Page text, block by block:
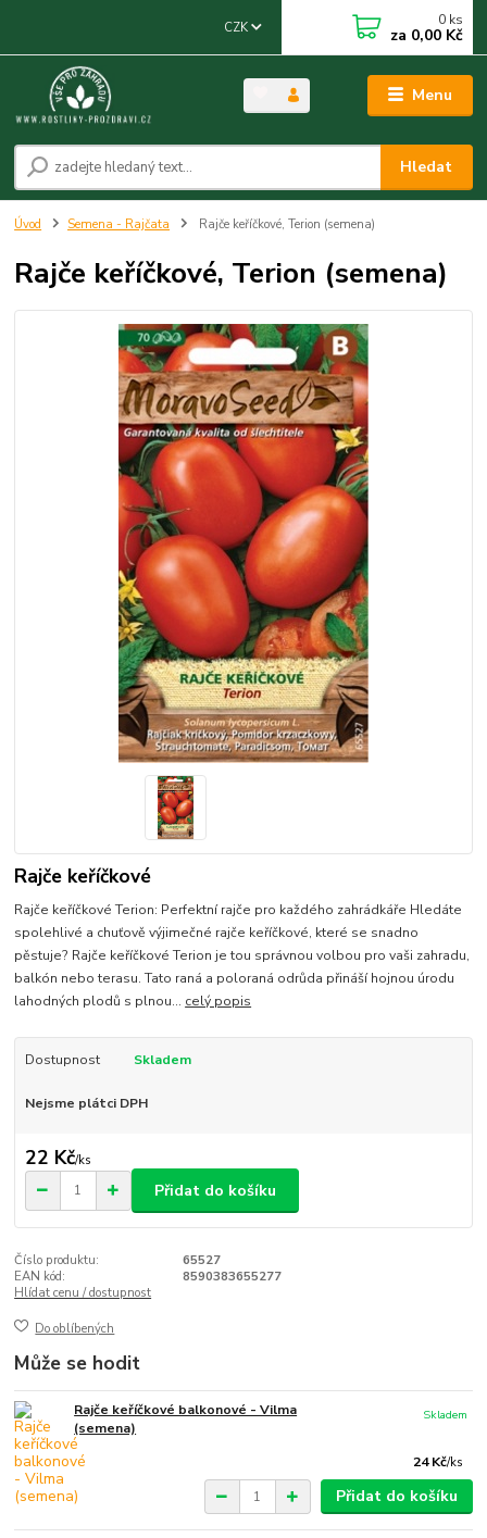
Menu
CZK
Hledat
0 ks
za 0,00 Kč
Úvod Semena - Rajčata Rajče keříčkové, Terion (semena)
Rajče keříčkové, Terion (semena)
Rajče keříčkové
Rajče keříčkové Terion: Perfektní rajče pro každého zahrádkáře Hledáte
spolehlivé a chuťově výjimečné rajče keříčkové, které se snadno
pěstuje? Rajče keříčkové Terion je tou správnou volbou pro vaši zahradu,
balkón nebo terasu. Tato raná a poloraná odrůda přináší hojnou úrodu
lahodných plodů s plnou... celý popis
Dostupnost Skladem
Nejsme plátci DPH
22 Kč/ks
Přidat do košíku
Číslo produktu:
65527
EAN kód:
8590383655277
Hlídat cenu / dostupnost
Do oblíbených
Může se hodit
Rajče keříčkové balkonové - Vilma
(semena)
24 Kč/ks
Skladem
Přidat do košíku